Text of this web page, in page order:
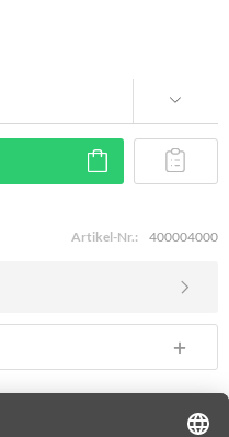
Artikel-Nr.: 400004000